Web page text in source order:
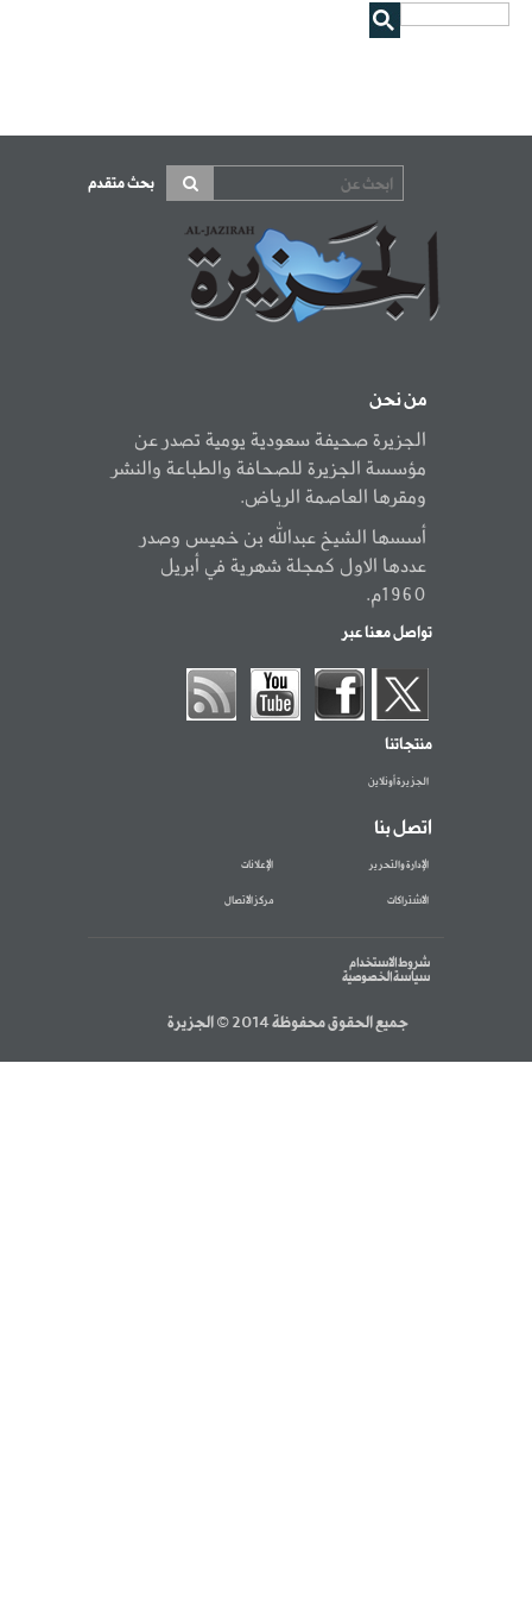
بحث متقدم
من نحن
الجزيرة صحيفة سعودية يومية تصدر عن
مؤسسة الجزيرة للصحافة والطباعة والنشر
ومقرها العاصمة الرياض.
أسسها الشيخ عبدالله بن خميس وصدر
عددها الاول كمجلة شهرية في أبريل
1960م.
تواصل معنا عبر
منتجاتنا
الجزيرة أونلاين
اتصل بنا
الإدارة والتحرير الإعلانات
الاشتراكات مركز الاتصال
شروط الاستخدام
سياسة الخصوصية
جميع الحقوق محفوظة 2014 © الجزيرة